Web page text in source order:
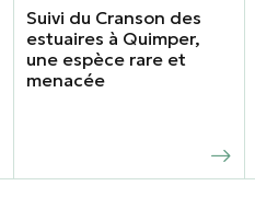
Suivi du Cranson des
estuaires à Quimper,
une espèce rare et
menacée